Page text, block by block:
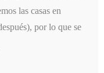
las casas en
por lo que se